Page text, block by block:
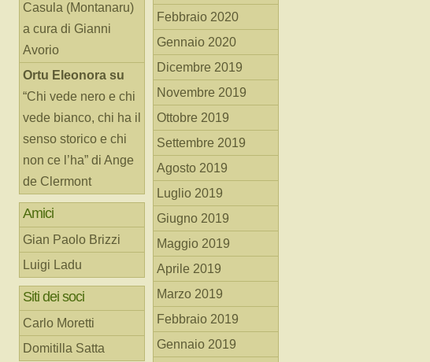
Casula (Montanaru)
a cura di Gianni
Avorio
Ortu Eleonora su
“Chi vede nero e chi
vede bianco, chi ha il
senso storico e chi
non ce l’ha” di Ange
de Clermont
Amici
Gian Paolo Brizzi
Luigi Ladu
Siti dei soci
Carlo Moretti
Domitilla Satta
Febbraio 2020
Gennaio 2020
Dicembre 2019
Novembre 2019
Ottobre 2019
Settembre 2019
Agosto 2019
Luglio 2019
Giugno 2019
Maggio 2019
Aprile 2019
Marzo 2019
Febbraio 2019
Gennaio 2019